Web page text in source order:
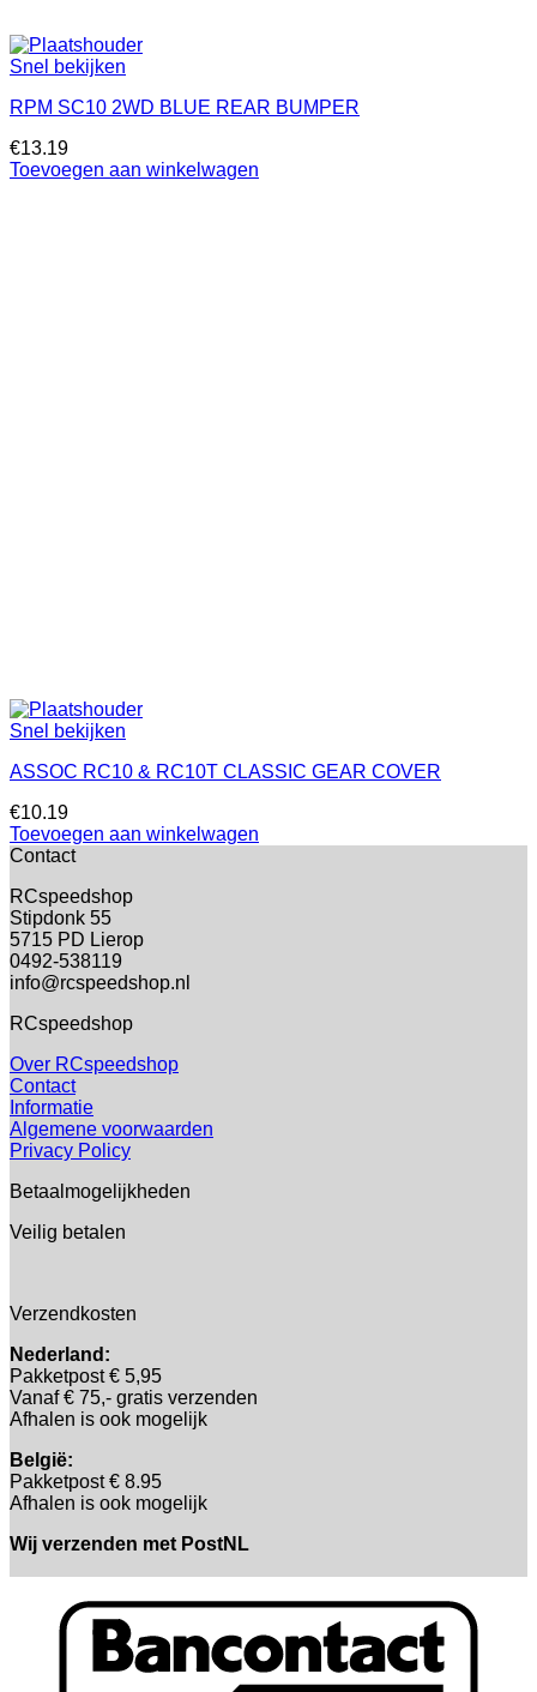
Snel bekijken
RPM SC10 2WD BLUE REAR BUMPER
€13.19
Toevoegen aan winkelwagen
Snel bekijken
ASSOC RC10 & RC10T CLASSIC GEAR COVER
€10.19
Toevoegen aan winkelwagen
Contact
RCspeedshop
Stipdonk 55
5715 PD Lierop
0492-538119
info@rcspeedshop.nl
RCspeedshop
Over RCspeedshop
Contact
Informatie
Algemene voorwaarden
Privacy Policy
Betaalmogelijkheden
Veilig betalen
Verzendkosten
Nederland:
Pakketpost € 5,95
Vanaf € 75,- gratis verzenden
Afhalen is ook mogelijk
België:
Pakketpost € 8.95
Afhalen is ook mogelijk
Wij verzenden met PostNL